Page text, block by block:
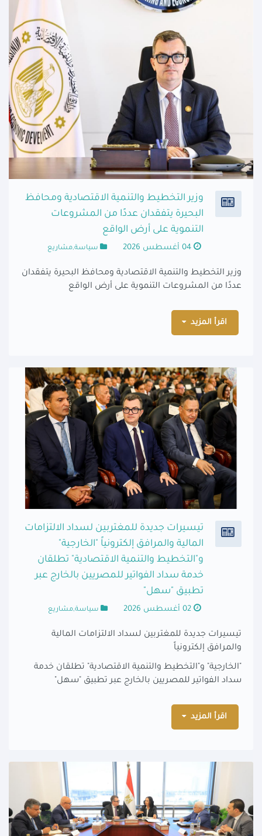
وزير التخطيط والتنمية الاقتصادية ومحافظ
البحيرة يتفقدان عددًا من المشروعات
التنموية على أرض الواقع
04 أغسطس 2026 سياسة,مشاريع
وزير التخطيط والتنمية الاقتصادية ومحافظ البحيرة يتفقدان
عددًا من المشروعات التنموية على أرض الواقع
اقرأ المزيد
تيسيرات جديدة للمغتربين لسداد الالتزامات
المالية والمرافق إلكترونياً "الخارجية"
و"التخطيط والتنمية الاقتصادية" تطلقان
خدمة سداد الفواتير للمصريين بالخارج عبر
تطبيق "سهل"
02 أغسطس 2026 سياسة,مشاريع
تيسيرات جديدة للمغتربين لسداد الالتزامات المالية
والمرافق إلكترونياً
"الخارجية" و"التخطيط والتنمية الاقتصادية" تطلقان خدمة
سداد الفواتير للمصريين بالخارج عبر تطبيق "سهل"
اقرأ المزيد